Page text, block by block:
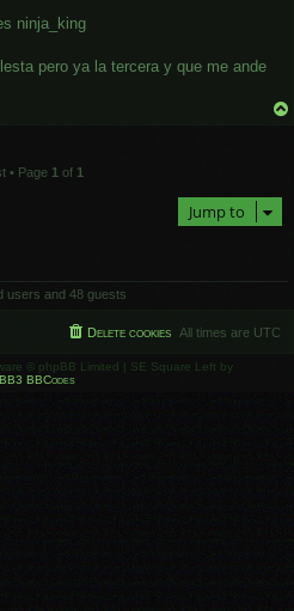
ninja_king
pero ya la tercera y que me ande
• Page 1 of 1
Jump to
users and 48 guests
All times are UTC
Delete cookies
© phpBB Limited | SE Square Left by
BBCodes